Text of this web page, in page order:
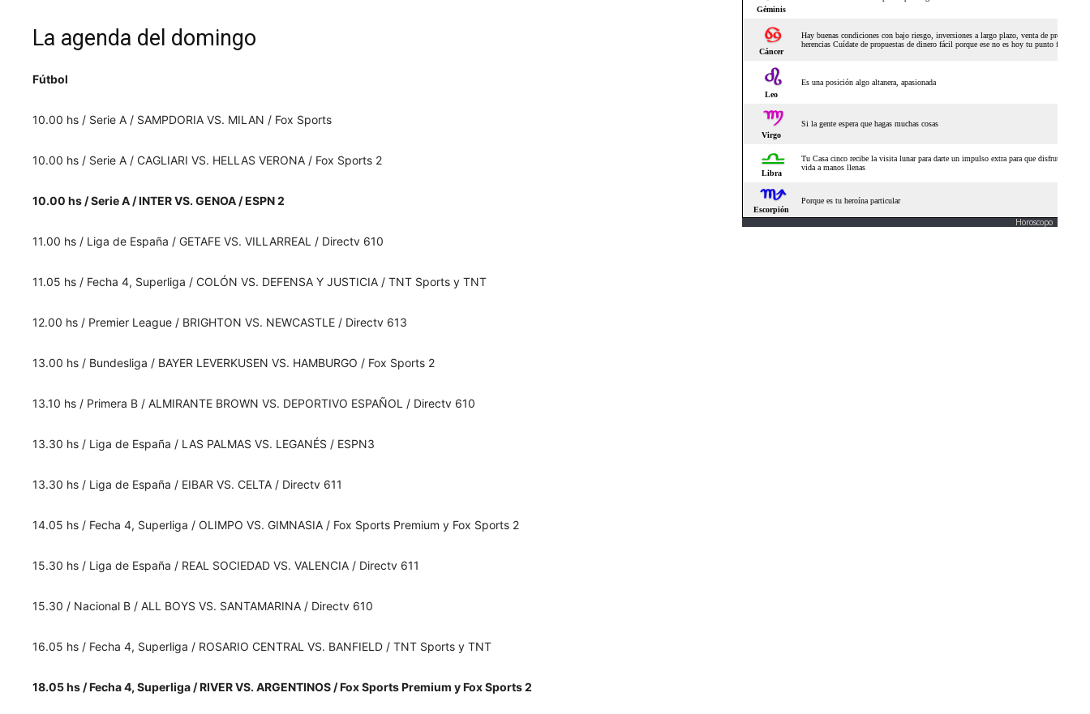
La agenda del domingo
Fútbol
10.00 hs / Serie A / SAMPDORIA VS. MILAN / Fox Sports
10.00 hs / Serie A / CAGLIARI VS. HELLAS VERONA / Fox Sports 2
10.00 hs / Serie A / INTER VS. GENOA / ESPN 2
11.00 hs / Liga de España / GETAFE VS. VILLARREAL / Directv 610
11.05 hs / Fecha 4, Superliga / COLÓN VS. DEFENSA Y JUSTICIA / TNT Sports y TNT
12.00 hs / Premier League / BRIGHTON VS. NEWCASTLE / Directv 613
13.00 hs / Bundesliga / BAYER LEVERKUSEN VS. HAMBURGO / Fox Sports 2
13.10 hs / Primera B / ALMIRANTE BROWN VS. DEPORTIVO ESPAÑOL / Directv 610
13.30 hs / Liga de España / LAS PALMAS VS. LEGANÉS / ESPN3
13.30 hs / Liga de España / EIBAR VS. CELTA / Directv 611
14.05 hs / Fecha 4, Superliga / OLIMPO VS. GIMNASIA / Fox Sports Premium y Fox Sports 2
15.30 hs / Liga de España / REAL SOCIEDAD VS. VALENCIA / Directv 611
15.30 / Nacional B / ALL BOYS VS. SANTAMARINA / Directv 610
16.05 hs / Fecha 4, Superliga / ROSARIO CENTRAL VS. BANFIELD / TNT Sports y TNT
18.05 hs / Fecha 4, Superliga / RIVER VS. ARGENTINOS / Fox Sports Premium y Fox Sports 2
Horoscopo